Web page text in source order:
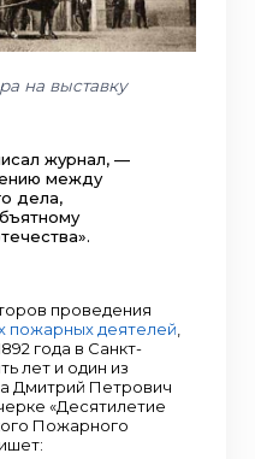
на выставку
журнал, —
между
дела,
проведения
пожарных деятелей,
года в Санкт-
лет и один из
Дмитрий Петрович
«Десятилетие
Пожарного